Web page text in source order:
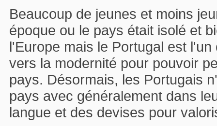
Beaucoup de jeunes et moins
époque ou le pays était isolé et
l'Europe mais le Portugal est
vers la modernité pour pouvoir
pays. Désormais, les Portugais
pays avec généralement dans
langue et des devises pour